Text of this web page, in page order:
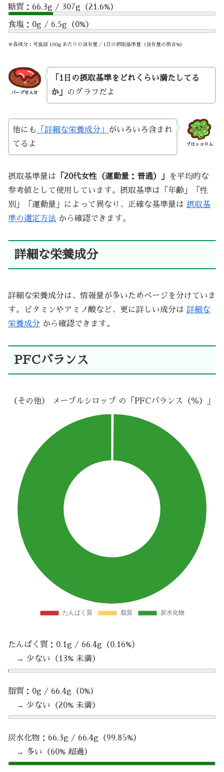
糖質：66.3g / 307g（21.6%）
食塩：0g / 6.5g（0%）
※各成分：可食部 100g あたりの含有量 / 1日の摂取基準量（含有量の割合%）
バーグせんせ
「1日の摂取基準をどれくらい満たしてる
か」
のグラフだよ
ブロッコりん
他にも 「詳細な栄養成分」
がいろいろ含まれ
てるよ
摂取基準量は 「20代女性（運動量：普通）」
を平均的な
参考値として使用しています。摂取基準は「年齢」「性
別」「運動量」によって異なり、正確な基準量は 摂取基
準の選定方法 から確認できます。
詳細な栄養成分
詳細な栄養成分は、情報量が多いためページを分けていま
す。ビタミンやアミノ酸など、更に詳しい成分は 詳細な
栄養成分 から確認できます。
PFCバランス
（その他） メープルシロップ の「PFCバランス（％）」
たんぱく質：0.1g / 66.4g（0.16%）
→ 少ない（13% 未満）
脂質：0g / 66.4g（0%）
→ 少ない（20% 未満）
炭水化物：66.3g / 66.4g（99.85%）
→ 多い（60% 超過）